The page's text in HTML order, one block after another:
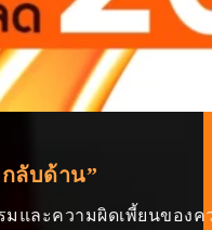
ลับด้าน”
และความผิดเพี้ยนของ